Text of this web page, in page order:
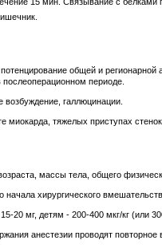
общей и
периоде.
возбуждение, галлюцинации.
тяжелых приступах
массы тела, общего
хирургического
20 мг, детям - 200-400 мкг/кг (или
анестезии проводят повторное